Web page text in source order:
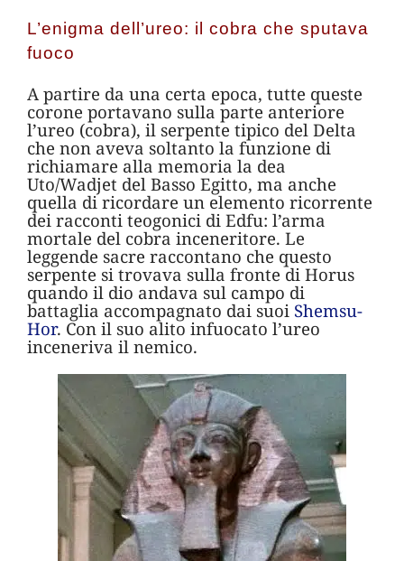
L’enigma dell’ureo: il cobra che sputava
fuoco
A partire da una certa epoca, tutte queste
corone portavano sulla parte anteriore
l’ureo (cobra), il serpente tipico del Delta
che non aveva soltanto la funzione di
richiamare alla memoria la dea
Uto/Wadjet del Basso Egitto, ma anche
quella di ricordare un elemento ricorrente
dei racconti teogonici di Edfu: l’arma
mortale del cobra inceneritore. Le
leggende sacre raccontano che questo
serpente si trovava sulla fronte di Horus
quando il dio andava sul campo di
battaglia accompagnato dai suoi Shemsu-
Hor. Con il suo alito infuocato l’ureo
inceneriva il nemico.